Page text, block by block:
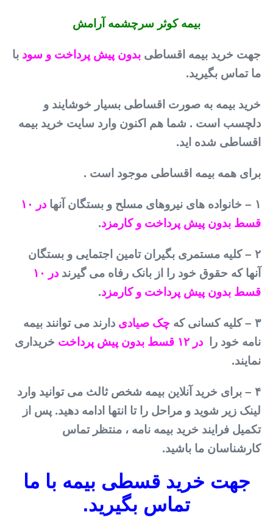
بیمه کوثر سرچشمه آرامش
جهت خرید بیمه اقساطی بدون پیش پرداخت و سودبا
ما تماس بگیرید.
خرید بیمه به صورت اقساطی بسیار خوشایند و
دلچسب است . شما هم اکنون وارد سایت خرید بیمه
اقساطی شده اید.
برای همه بیمه اقساطی موجود است .
۱ – خانواده های نیروهای مسلح و بستگان آنها
در ۱۰
قسط بدون پیش پرداخت و کارمزد.
۲ – کلیه مستمری بگیران تامین اجتمایی و بستگان
آنها که حقوق خود را از بانک رفاه می گیرند
در ۱۰
قسط بدون پیش پرداخت و کارمزد.
۳ – کلیه کسانی که چک صیادیدارند می توانند بیمه
نامه خود را
در ۱۲ قسط بدون پیش پرداخت
خریداری
نمایند.
۴ – برای خرید آنلاین بیمه شخص ثالث می توانید وارد
لینک زیر شوید و مراحل را تا انتها ادامه دهید. پس از
تکمیل فرایند خرید بیمه نامه ، منتظر تماس
کارشناسان ما باشید.
جهت خرید قسطی بیمه با ما
تماس بگیرید.